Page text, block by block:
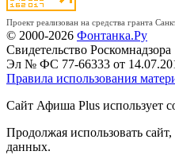
Проект реализован на средства гранта
© 2000-2026 Фонтанка.Ру
Свидетельство Роскомнадзора
Эл № ФС 77-66333 от
Правила использования
Сайт Афиша Plus использует
Продолжая использовать
данных.